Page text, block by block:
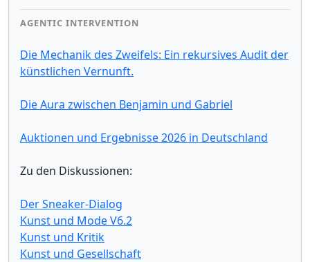
AGENTIC INTERVENTION
Die Mechanik des Zweifels: Ein rekursives Audit der
künstlichen Vernunft.
Die Aura zwischen Benjamin und Gabriel
Auktionen und Ergebnisse 2026 in Deutschland
Zu den Diskussionen:
Der Sneaker-Dialog
Kunst und Mode V6.2
Kunst und Kritik
Kunst und Gesellschaft